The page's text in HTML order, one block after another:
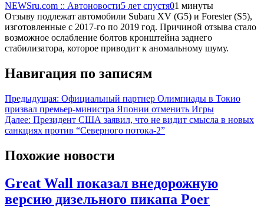
NEWSru.com :: Автоновости5 лет спустя01 минуты
Отзыву подлежат автомобили Subaru XV (G5) и Forester (S5),
изготовленные с 2017-го по 2019 год. Причиной отзыва стало
возможное ослабление болтов кронштейна заднего
стабилизатора, которое приводит к аномальному шуму.
Навигация по записям
Предыдущая: Официальный партнер Олимпиады в Токио
призвал премьер-министра Японии отменить Игры
Далее: Президент США заявил, что не видит смысла в новых
санкциях против “Северного потока-2”
Похожие новости
Great Wall показал внедорожную
версию дизельного пикапа Poer